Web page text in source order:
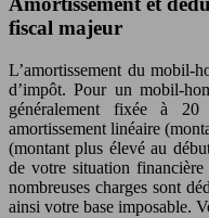
fiscal majeur
L’amortissement du mobil-
d’impôt. Pour un mobil-
généralement fixée à
amortissement linéaire
(montant plus élevé au
de votre situation
nombreuses charges sont
ainsi votre base imposable.